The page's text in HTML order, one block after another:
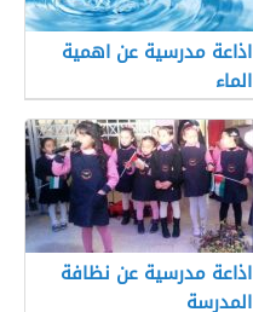
اذاعة مدرسية عن اهمية
الماء
اذاعة مدرسية عن نظافة
المدرسة